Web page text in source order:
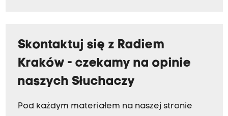
Skontaktuj się z Radiem
Kraków - czekamy na opinie
naszych Słuchaczy
Pod każdym materiałem na naszej stronie